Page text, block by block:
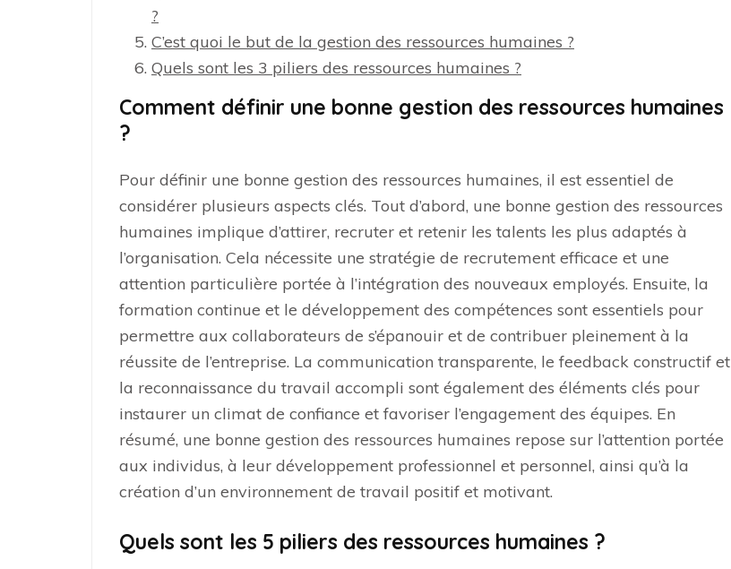
?
C’est quoi le but de la gestion des ressources humaines ?
Quels sont les 3 piliers des ressources humaines ?
Comment définir une bonne gestion des ressources humaines
?
Pour définir une bonne gestion des ressources humaines, il est essentiel de
considérer plusieurs aspects clés. Tout d’abord, une bonne gestion des ressources
humaines implique d’attirer, recruter et retenir les talents les plus adaptés à
l’organisation. Cela nécessite une stratégie de recrutement efficace et une
attention particulière portée à l’intégration des nouveaux employés. Ensuite, la
formation continue et le développement des compétences sont essentiels pour
permettre aux collaborateurs de s’épanouir et de contribuer pleinement à la
réussite de l’entreprise. La communication transparente, le feedback constructif et
la reconnaissance du travail accompli sont également des éléments clés pour
instaurer un climat de confiance et favoriser l’engagement des équipes. En
résumé, une bonne gestion des ressources humaines repose sur l’attention portée
aux individus, à leur développement professionnel et personnel, ainsi qu’à la
création d’un environnement de travail positif et motivant.
Quels sont les 5 piliers des ressources humaines ?